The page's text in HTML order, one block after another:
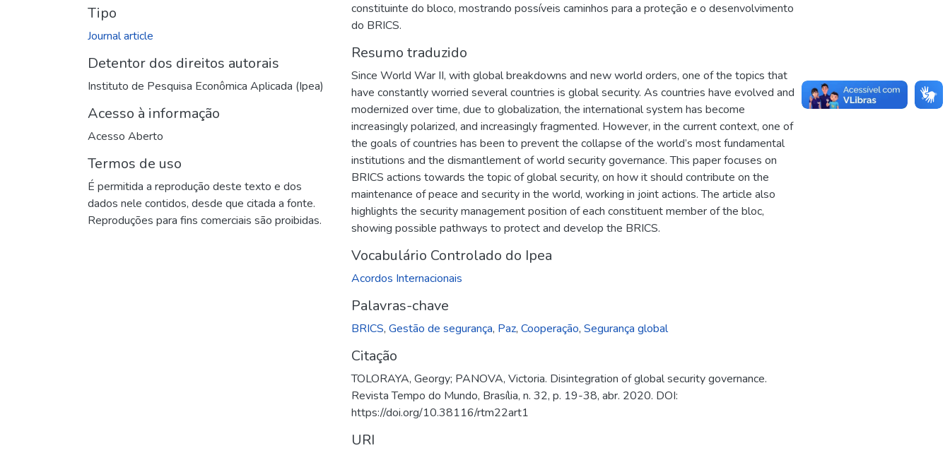
Tipo
Journal article
Detentor dos direitos autorais
Instituto de Pesquisa Econômica Aplicada (Ipea)
Acesso à informação
Acesso Aberto
Termos de uso
É permitida a reprodução deste texto e dos
dados nele contidos, desde que citada a fonte.
Reproduções para fins comerciais são proibidas.
constituinte do bloco, mostrando possíveis caminhos para a proteção e o desenvolvimento
do BRICS.
Resumo traduzido
Since World War II, with global breakdowns and new world orders, one of the topics that
have constantly worried several countries is global security. As countries have evolved and
modernized over time, due to globalization, the international system has become
increasingly polarized, and increasingly fragmented. However, in the current context, one of
the goals of countries has been to prevent the collapse of the world’s most fundamental
institutions and the dismantlement of world security governance. This paper focuses on
BRICS actions towards the topic of global security, on how it should contribute on the
maintenance of peace and security in the world, working in joint actions. The article also
highlights the security management position of each constituent member of the bloc,
showing possible pathways to protect and develop the BRICS.
Vocabulário Controlado do Ipea
Acordos Internacionais
Palavras-chave
BRICS,Gestão de segurança, Paz,Cooperação,Segurança global
Citação
TOLORAYA, Georgy; PANOVA, Victoria. Disintegration of global security governance.
Revista Tempo do Mundo, Brasília, n. 32, p. 19-38, abr. 2020. DOI:
https://doi.org/10.38116/rtm22art1
URI